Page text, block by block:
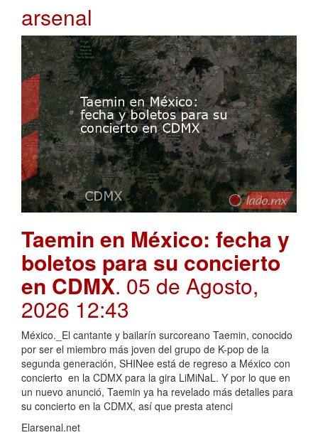
arsenal
Taemin en México: fecha y
boletos para su concierto
en CDMX. 05 de Agosto,
2026 12:43
México._El cantante y bailarín surcoreano Taemin, conocido
por ser el miembro más joven del grupo de K-pop de la
segunda generación, SHINee está de regreso a México con
concierto en la CDMX para la gira LiMiNaL. Y por lo que en
un nuevo anunció, Taemin ya ha revelado más detalles para
su concierto en la CDMX, así que presta atenci
Elarsenal.net